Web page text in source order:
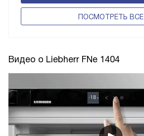
ПОCМОТРЕТЬ ВСЕ
Видео о Liebherr FNe 1404